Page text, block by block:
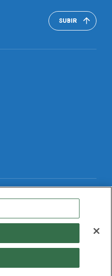
SUBIR